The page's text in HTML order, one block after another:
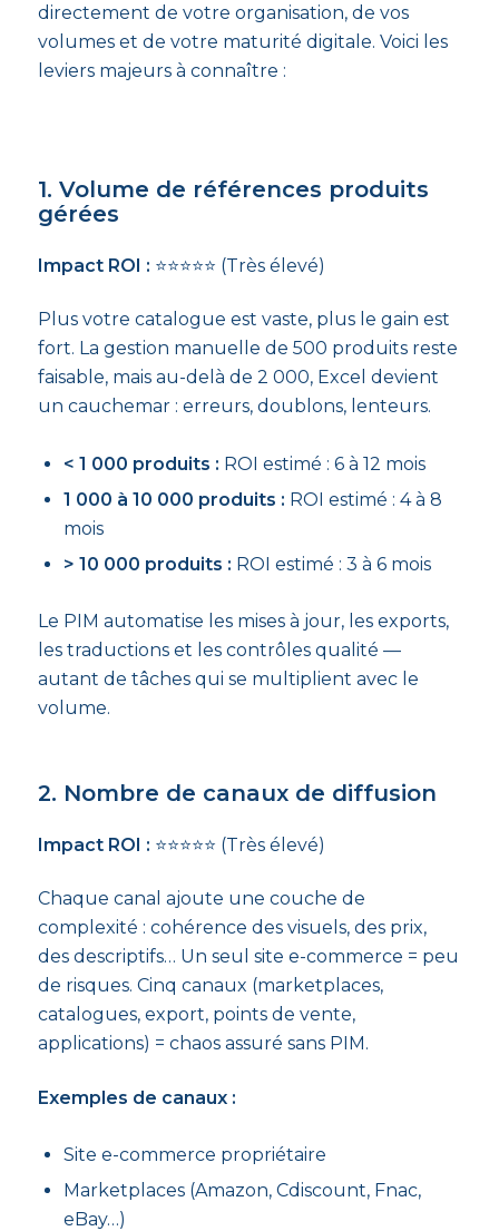
directement de votre organisation, de vos
volumes et de votre maturité digitale. Voici les
leviers majeurs à connaître :
1. Volume de références produits
gérées
Impact ROI : ⭐⭐⭐⭐⭐ (Très élevé)
Plus votre catalogue est vaste, plus le gain est
fort. La gestion manuelle de 500 produits reste
faisable, mais au-delà de 2 000, Excel devient
un cauchemar : erreurs, doublons, lenteurs.
< 1 000 produits : ROI estimé : 6 à 12 mois
1 000 à 10 000 produits : ROI estimé : 4 à 8
mois
> 10 000 produits : ROI estimé : 3 à 6 mois
Le PIM automatise les mises à jour, les exports,
les traductions et les contrôles qualité —
autant de tâches qui se multiplient avec le
volume.
2. Nombre de canaux de diffusion
Impact ROI : ⭐⭐⭐⭐⭐ (Très élevé)
Chaque canal ajoute une couche de
complexité : cohérence des visuels, des prix,
des descriptifs… Un seul site e-commerce = peu
de risques. Cinq canaux (marketplaces,
catalogues, export, points de vente,
applications) = chaos assuré sans PIM.
Exemples de canaux :
Site e-commerce propriétaire
Marketplaces (Amazon, Cdiscount, Fnac,
eBay…)